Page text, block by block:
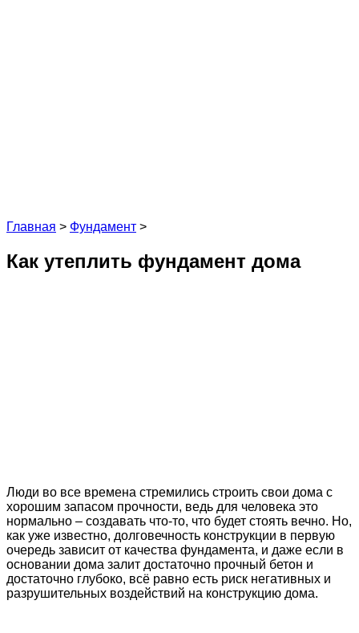
Главная > Фундамент >
Как утеплить фундамент дома
Люди во все времена стремились строить свои дома с
хорошим запасом прочности, ведь для человека это
нормально – создавать что-то, что будет стоять вечно. Но,
как уже известно, долговечность конструкции в первую
очередь зависит от качества фундамента, и даже если в
основании дома залит достаточно прочный бетон и
достаточно глубоко, всё равно есть риск негативных и
разрушительных воздействий на конструкцию дома.